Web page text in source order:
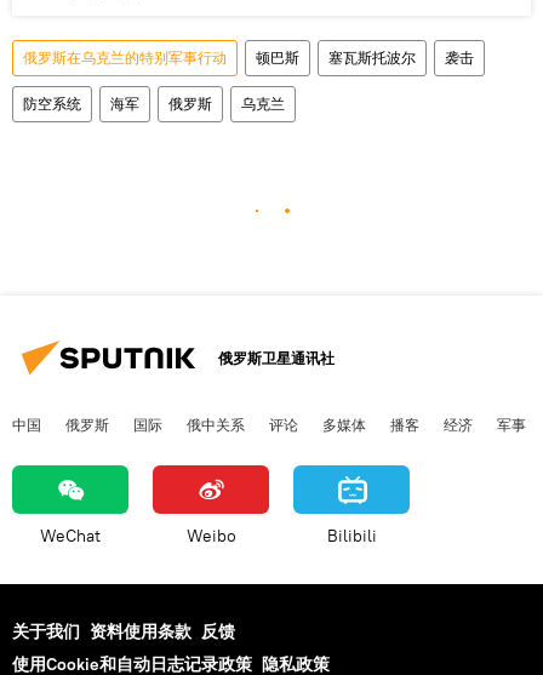
俄罗斯在乌克兰的特别军事行动 顿巴斯 塞瓦斯托波尔 袭击
防空系统 海军 俄罗斯 乌克兰
俄罗斯卫星通讯社
中国 俄罗斯 国际 俄中关系 评论 多媒体 播客 经济 军事
WeChat Weibo Bilibili
关于我们 资料使用条款 反馈
使用Cookie和自动日志记录政策 隐私政策